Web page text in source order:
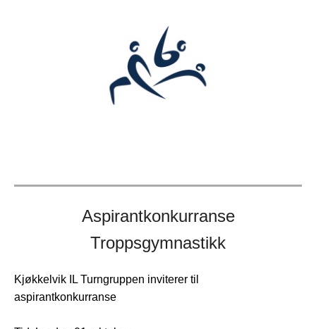
Aspirantkonkurranse
Troppsgymnastikk
Kjøkkelvik IL Turngruppen inviterer til
aspirantkonkurranse